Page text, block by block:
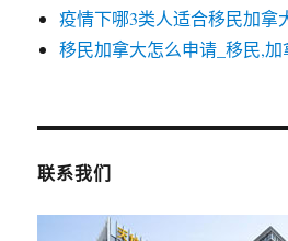
疫情下哪3类人适合移民加拿
移民加拿大怎么申请_移民,
联系我们